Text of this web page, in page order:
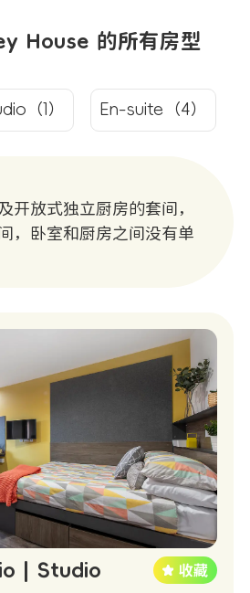
House 的所有房型
（1） En-suite（4）
开放式独立厨房的套间，
，卧室和厨房之间没有单
| Studio